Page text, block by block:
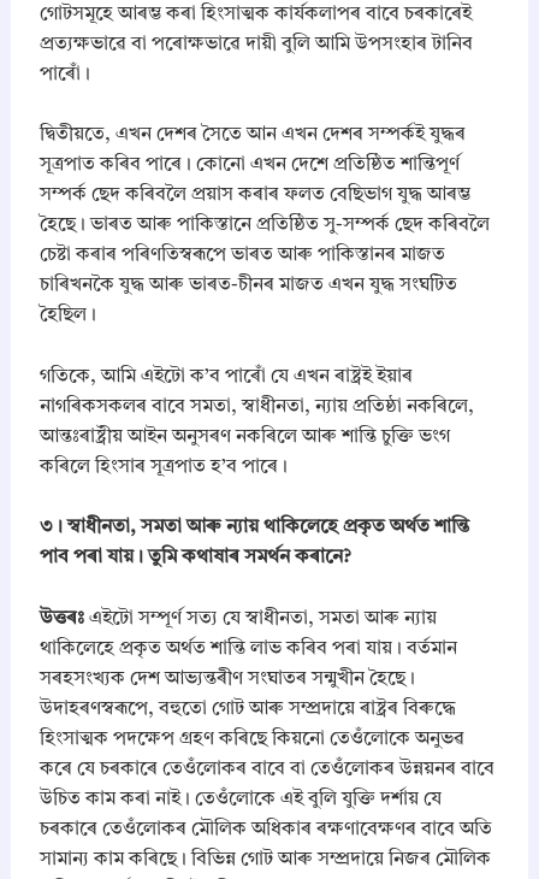
s
P
u
a
n
i
t
y
গোটসমূহে আৰম্ভ কৰা হিংসাত্মক কাৰ্যকলাপৰ বাবে চৰকাৰেই
প্ৰত্যক্ষভাৱে বা পৰোক্ষভাৱে দায়ী বুলি আমি উপসংহাৰ টানিব
পাৰোঁ।
​দ্বিতীয়তে, এখন দেশৰ সৈতে আন এখন দেশৰ সম্পৰ্কই যুদ্ধৰ
সূত্ৰপাত কৰিব পাৰে। কোনো এখন দেশে প্ৰতিষ্ঠিত শান্তিপূৰ্ণ
সম্পৰ্ক ছেদ কৰিবলৈ প্ৰয়াস কৰাৰ ফলত বেছিভাগ যুদ্ধ আৰম্ভ
হৈছে। ভাৰত আৰু পাকিস্তানে প্ৰতিষ্ঠিত সু-সম্পৰ্ক ছেদ কৰিবলৈ
চেষ্টা কৰাৰ পৰিণতিস্বৰূপে ভাৰত আৰু পাকিস্তানৰ মাজত
চাৰিখনকৈ যুদ্ধ আৰু ভাৰত-চীনৰ মাজত এখন যুদ্ধ সংঘটিত
হৈছিল।
​গতিকে, আমি এইটো ক’ব পাৰোঁ যে এখন ৰাষ্ট্ৰই ইয়াৰ
নাগৰিকসকলৰ বাবে সমতা, স্বাধীনতা, ন্যায় প্ৰতিষ্ঠা নকৰিলে,
আন্তঃৰাষ্ট্ৰীয় আইন অনুসৰণ নকৰিলে আৰু শান্তি চুক্তি ভংগ
কৰিলে হিংসাৰ সূত্ৰপাত হ’ব পাৰে।
​৩। স্বাধীনতা, সমতা আৰু ন্যায় থাকিলেহে প্রকৃত অর্থত শান্তি
পাব পৰা যায়। তুমি কথাষাৰ সমর্থন কৰানে?
​উত্তৰঃএইটো সম্পূৰ্ণ সত্য যে স্বাধীনতা, সমতা আৰু ন্যায়
থাকিলেহে প্ৰকৃত অৰ্থত শান্তি লাভ কৰিব পৰা যায়। বৰ্তমান
সৰহসংখ্যক দেশ আভ্যন্তৰীণ সংঘাতৰ সন্মুখীন হৈছে।
উদাহৰণস্বৰূপে, বহুতো গোট আৰু সম্প্ৰদায়ে ৰাষ্ট্ৰৰ বিৰুদ্ধে
হিংসাত্মক পদক্ষেপ গ্ৰহণ কৰিছে কিয়নো তেওঁলোকে অনুভৱ
কৰে যে চৰকাৰে তেওঁলোকৰ বাবে বা তেওঁলোকৰ উন্নয়নৰ বাবে
উচিত কাম কৰা নাই। তেওঁলোকে এই বুলি যুক্তি দৰ্শায় যে
চৰকাৰে তেওঁলোকৰ মৌলিক অধিকাৰ ৰক্ষণাবেক্ষণৰ বাবে অতি
সামান্য কাম কৰিছে। বিভিন্ন গোট আৰু সম্প্ৰদায়ে নিজৰ মৌলিক